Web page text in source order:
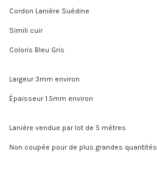
Cordon Lanière Suédine
Simili cuir
Coloris Bleu Gris
Largeur 3mm environ
Épaisseur 1.5mm environ
Lanière vendue par lot de 5 mètres
Non coupée pour de plus grandes quantités